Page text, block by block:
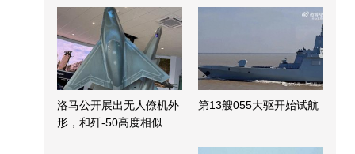
洛马公开展出无人僚机外
形，和歼-50高度相似
第13艘055大驱开始试航